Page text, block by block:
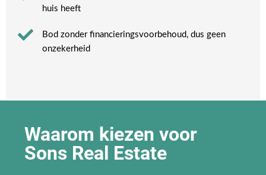
huis heeft​
Bod zonder financieringsvoorbehoud, dus geen
onzekerheid​
Waarom kiezen voor
Sons Real Estate